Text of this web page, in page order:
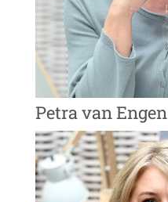
Petra van Engen